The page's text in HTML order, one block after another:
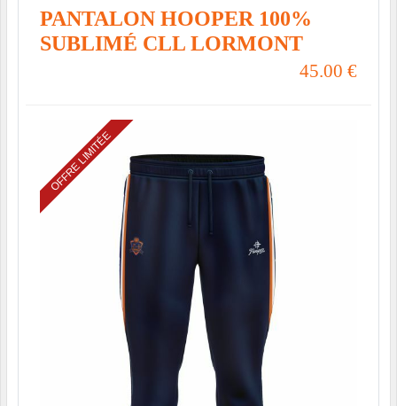
PANTALON HOOPER 100%
SUBLIMÉ CLL LORMONT
45.00 €
OFFRE LIMITÉE